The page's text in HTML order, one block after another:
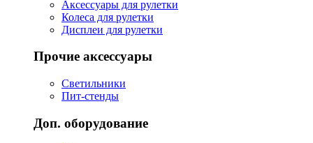
Аксессуары для рулетки
Колеса для рулетки
Дисплеи для рулетки
Прочие аксессуары
Светильники
Пит-стенды
Доп. оборудование